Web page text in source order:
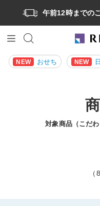
午前12時までの
NEW おせち NEW
対象商品（こだわ